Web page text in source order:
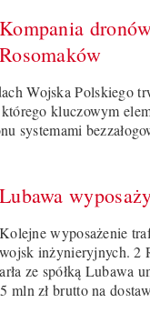
Kompania
Rosomaków
Wojska Polskiego
kluczowym
systemami
Lubawa
Kolejne wyposażenie
wojsk inżynieryjnych. 2
ze spółką Lubawa
mln zł brutto na